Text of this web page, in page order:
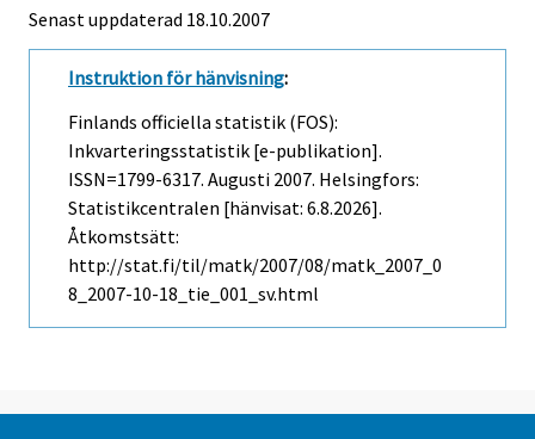
Senast uppdaterad 18.10.2007
Instruktion för hänvisning:
Finlands officiella statistik (FOS):
Inkvarteringsstatistik [e-publikation].
ISSN=1799-6317. Augusti 2007. Helsingfors:
Statistikcentralen [hänvisat: 6.8.2026].
Åtkomstsätt:
http://stat.fi/til/matk/2007/08/matk_2007_0
8_2007-10-18_tie_001_sv.html